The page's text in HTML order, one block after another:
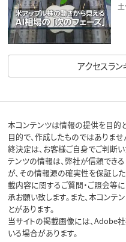
アクセスラ
本コンテンツは情報の提供を目的
目的で、作成したものではありま
終決定は、お客様ご自身でご判断
テンツの情報は、弊社が信頼でき
が、その情報源の確実性を保証し
載内容に関するご質問・ご照会等
承お願い致します。また、本コン
とがあります。
当サイトの掲載画像には、Adobe
いる場合があります。